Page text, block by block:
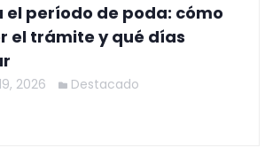
el período de poda: cómo
el trámite y qué días
2026 Destacado